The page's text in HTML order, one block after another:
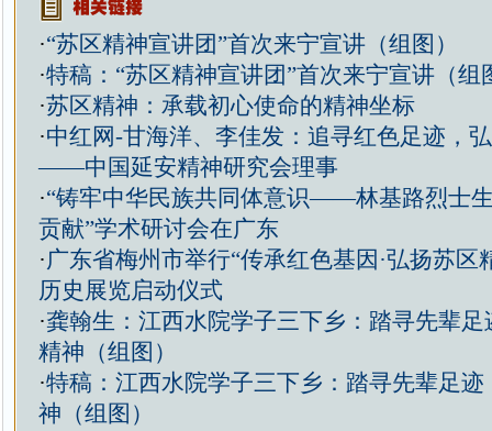
·“苏区精神宣讲团”首次来宁宣讲（组图）
·特稿：“苏区精神宣讲团”首次来宁宣讲（组
·苏区精神：承载初心使命的精神坐标
·中红网-甘海洋、李佳发：追寻红色足迹，
——中国延安精神研究会理事
·“铸牢中华民族共同体意识——林基路烈士
贡献”学术研讨会在广东
·广东省梅州市举行“传承红色基因·弘扬苏
历史展览启动仪式
·龚翰生：江西水院学子三下乡：踏寻先辈足
精神（组图）
·特稿：江西水院学子三下乡：踏寻先辈足迹
神（组图）